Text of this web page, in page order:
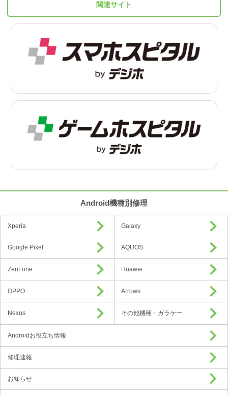
関連サイト
Android機種別修理
Xperia Galaxy
Google Pixel AQUOS
ZenFone Huawei
OPPO Arrows
Nexus その他機種・ガラケー
Androidお役立ち情報
修理速報
お知らせ